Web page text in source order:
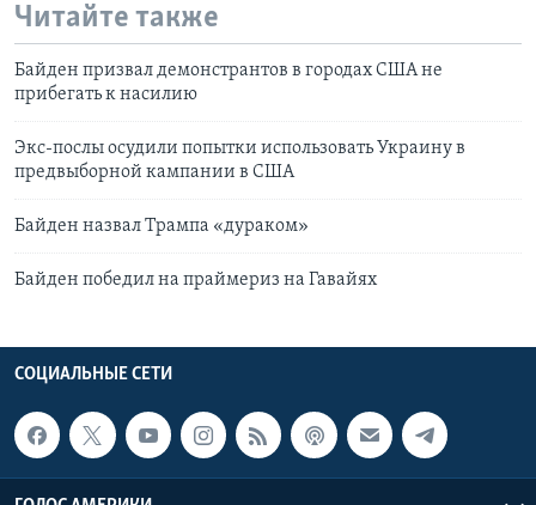
Читайте также
Байден призвал демонстрантов в городах США не
прибегать к насилию
Экс-послы осудили попытки использовать Украину в
предвыборной кампании в США
Байден назвал Трампа «дураком»
Байден победил на праймериз на Гавайях
СОЦИАЛЬНЫЕ СЕТИ